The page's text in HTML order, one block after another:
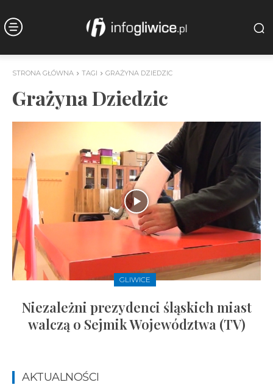
STRONA GŁÓWNA TAGI GRAŻYNA DZIEDZIC
Grażyna Dziedzic
GLIWICE
Niezależni prezydenci śląskich miast
walczą o Sejmik Województwa (TV)
AKTUALNOŚCI